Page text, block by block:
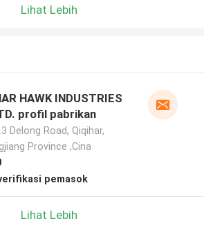
Lihat Lebih
HAWK INDUSTRIES
profil pabrikan
Delong Road, Qiqihar,
Province ,Cina
pemasok
Lihat Lebih